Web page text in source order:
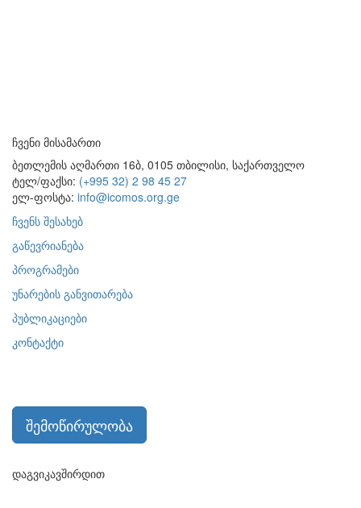
ჩვენი მისამართი
ბეთლემის აღმართი 16ბ, 0105 თბილისი, საქართველო
ტელ/ფაქსი: (+995 32) 2 98 45 27
ელ-ფოსტა: info@icomos.org.ge
ჩვენს შესახებ
გაწევრიანება
პროგრამები
უნარების განვითარება
პუბლიკაციები
კონტაქტი
შემოწირულობა
დაგვიკავშირდით